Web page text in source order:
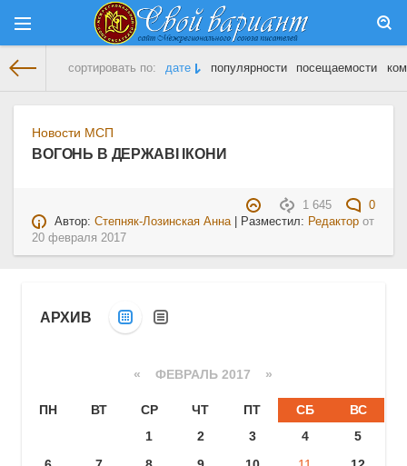
сортировать по: дате популярности посещаемости
Новости МСП
ВОГОНЬ В ДЕРЖАВІ ІКОНИ
1 645
0
Автор:Степняк-Лозинская Анна| Разместил: Редактор от
20 февраля 2017
АРХИВ
« ФЕВРАЛЬ 2017 »
ПН ВТ СР ЧТ ПТ СБ
ВС
1
2 3 4
5